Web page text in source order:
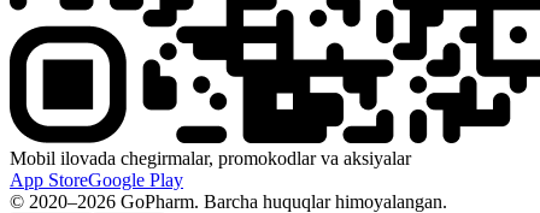
Mobil ilovada chegirmalar, promokodlar va aksiyalar
App StoreGoogle Play
© 2020–2026 GoPharm. Barcha huquqlar himoyalangan.